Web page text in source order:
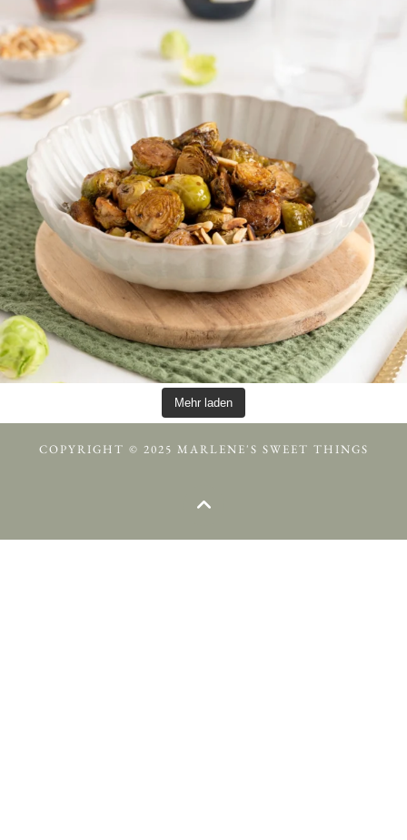
Mehr laden
COPYRIGHT © 2025 MARLENE'S SWEET THINGS